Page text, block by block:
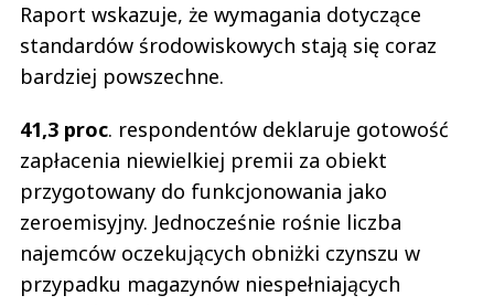
Raport wskazuje, że wymagania dotyczące
standardów środowiskowych stają się coraz
bardziej powszechne.
41,3 proc. respondentów deklaruje gotowość
zapłacenia niewielkiej premii za obiekt
przygotowany do funkcjonowania jako
zeroemisyjny. Jednocześnie rośnie liczba
najemców oczekujących obniżki czynszu w
przypadku magazynów niespełniających